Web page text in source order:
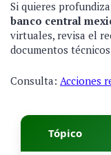
Si quieres
banco central
virtuales, revisa el
documentos
Consulta: Acciones
Tópico